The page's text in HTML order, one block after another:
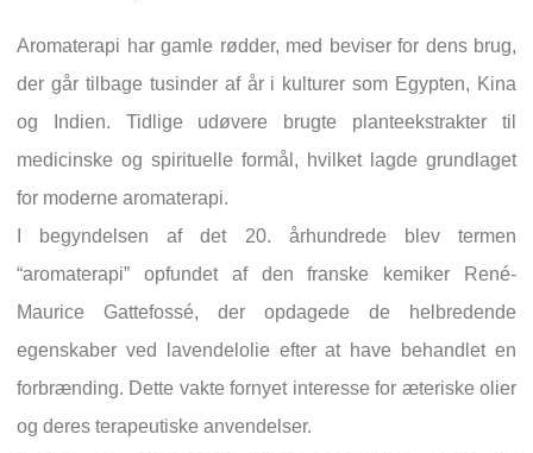
Aromaterapi har gamle rødder, med beviser for dens brug,
der går tilbage tusinder af år i kulturer som Egypten, Kina
og Indien. Tidlige udøvere brugte planteekstrakter til
medicinske og spirituelle formål, hvilket lagde grundlaget
for moderne aromaterapi.
I begyndelsen af det 20. århundrede blev termen
“aromaterapi” opfundet af den franske kemiker René-
Maurice Gattefossé, der opdagede de helbredende
egenskaber ved lavendelolie efter at have behandlet en
forbrænding. Dette vakte fornyet interesse for æteriske olier
og deres terapeutiske anvendelser.